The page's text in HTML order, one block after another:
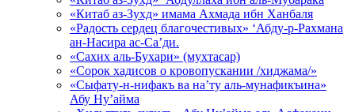
«Китаб аз-Зухд» имама Ахмада ибн Ханбаля
«Радость сердец благочестивых» ‘Абду-р-Рахмана
ан-Насира ас-Са’ди.
«Сахих аль-Бухари» (мухтасар)
«Сорок хадисов о кровопускании /хиджама/»
«Сыфату-н-нифакъ ва на’ту аль-мунафикъина»
Абу Ну’айма